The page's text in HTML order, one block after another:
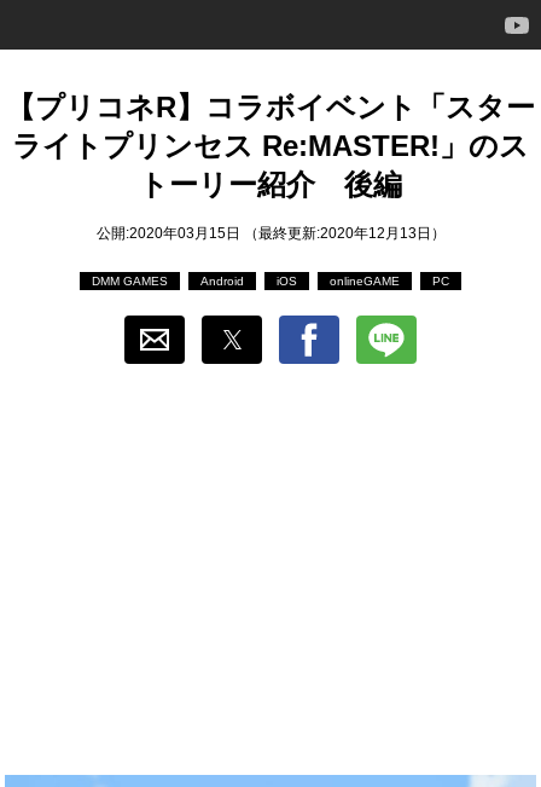
ゲーム自動化
【プリコネR】コラボイベント「スター
ライトプリンセス Re:MASTER!」のス
トーリー紹介 後編
公開:2020年03月15日 （最終更新:2020年12月13日）
DMM GAMES Android iOS onlineGAME PC